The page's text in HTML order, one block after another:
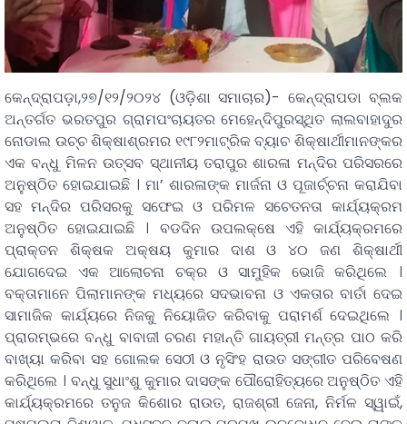
କେନ୍ଦ୍ରାପଡ଼ା,୨୭/୧୨/୨୦୨୪ (ଓଡ଼ିଶା ସମାଚାର)- କେନ୍ଦ୍ରାପଡା ବ୍ଲକ
ଅନ୍ତର୍ଗତ ଭରତପୁର ଗ୍ରାମପଂଚାୟତର ମେହେନ୍ଦିପୁରସ୍ଥିତ ଲାଲବାହାଦୁର
ନୋଡାଲ ଉଚ୍ଚ ଶିକ୍ଷାଶ୍ରମର ୧୯୮୨ମାଟ୍ରିକ ବ୍ୟାଚ ଶିକ୍ଷାର୍ଥୀମାନଙ୍କର
ଏକ ବନ୍ଧୁ ମିଳନ ଉତ୍ସବ ସ୍ଥାନୀୟ ତରାପୁର ଶାରଳା ମନ୍ଦିର ପରିସରରେ
ଅନୁଷ୍ଠିତ ହୋଇଯାଇଛି । ମା’ ଶାରଳାଙ୍କ ମାର୍ଜନା ଓ ପୂଜାର୍ଚ୍ଚନା କରାଯିବା
ସହ ମନ୍ଦିର ପରିସରକୁ ସଫେଇ ଓ ପରିମଳ ସଚେତନତା କାର୍ଯ୍ୟକ୍ରମ
ଅନୁଷ୍ଠିତ ହୋଇଯାଇଛି । ବଡଦିନ ଉପଲକ୍ଷେ ଏହି କାର୍ଯ୍ୟକ୍ରମରେ
ପ୍ରାକ୍ତନ ଶିକ୍ଷକ ଅକ୍ଷୟ କୁମାର ଦାଶ ଓ ୪୦ ଜଣ ଶିକ୍ଷାର୍ଥୀ
ଯୋଗଦେଇ ଏକ ଆଲୋଚନା ଚକ୍ର ଓ ସାମୁହିକ ଭୋଜି କରିଥିଲେ ।
ବକ୍ତାମାନେ ପିଲାମାନଙ୍କ ମଧ୍ୟରେ ସଦଭାବନା ଓ ଏକତାର ବାର୍ତା ଦେଇ
ସାମାଜିକ କାର୍ଯ୍ୟରେ ନିଜକୁ ନିୟୋଜିତ କରିବାକୁ ପରାମର୍ଶ ଦେଇଥିଲେ ।
ପ୍ରାରମ୍ଭରେ ବନ୍ଧୁ ବାବାଜୀ ଚରଣ ମହାନ୍ତି ଗାୟତ୍ରୀ ମନ୍ତ୍ର ପାଠ କରି
ବାଖ୍ୟା କରିବା ସହ ଗୋଲକ ସେଠୀ ଓ ନୃସିଂହ ରାଉତ ସଙ୍ଗୀତ ପରିବେଷଣ
କରିଥିଲେ । ବନ୍ଧୁ ସୁଧାଂଶୁ କୁମାର ଦାସଙ୍କ ପୌରୋହିତ୍ୟରେ ଅନୁଷ୍ଠିତ ଏହି
କାର୍ଯ୍ୟକ୍ରମରେ ତନୁଜ କିଶୋର ରାଉତ, ରାଜଶ୍ରୀ ଜେନା, ନିର୍ମଳ ସ୍ୱାଇଁ,